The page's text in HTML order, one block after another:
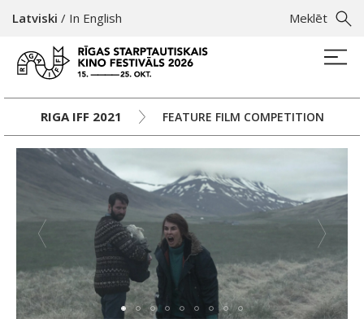
Meklēt
Latviski / In English
RIGA IFF 2021 FEATURE FILM COMPETITION